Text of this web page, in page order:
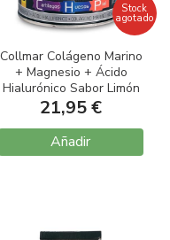
Stock
agotado
Collmar Colágeno Marino
+ Magnesio + Ácido
Hialurónico Sabor Limón
300gr
21,95 €
Añadir